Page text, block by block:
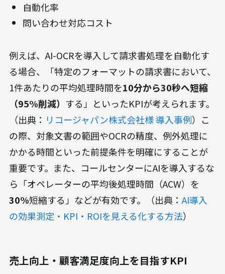
自動化率
問い合わせ対応コスト
例えば、AI-OCRを導入して請求書処理を自動化す
る場合、「特定のフォーマットの請求書において、
1件あたりの平均処理時間を10分から30秒へ短縮
（95%削減） する」といったKPIが考えられます。
（出典： リコージャパン株式会社様 導入事例）こ
の際、対象文書の範囲やOCRの精度、例外処理に
かかる時間といった前提条件を明確にすることが
重要です。また、コールセンターにAIを導入するな
ら「オペレーターの平均後処理時間（ACW）を
30%短縮する」などが有効です。（出典： AI導入
の効果測定・KPI・ROIを見える化する方法）
売上向上・顧客満足度向上を目指すKPI